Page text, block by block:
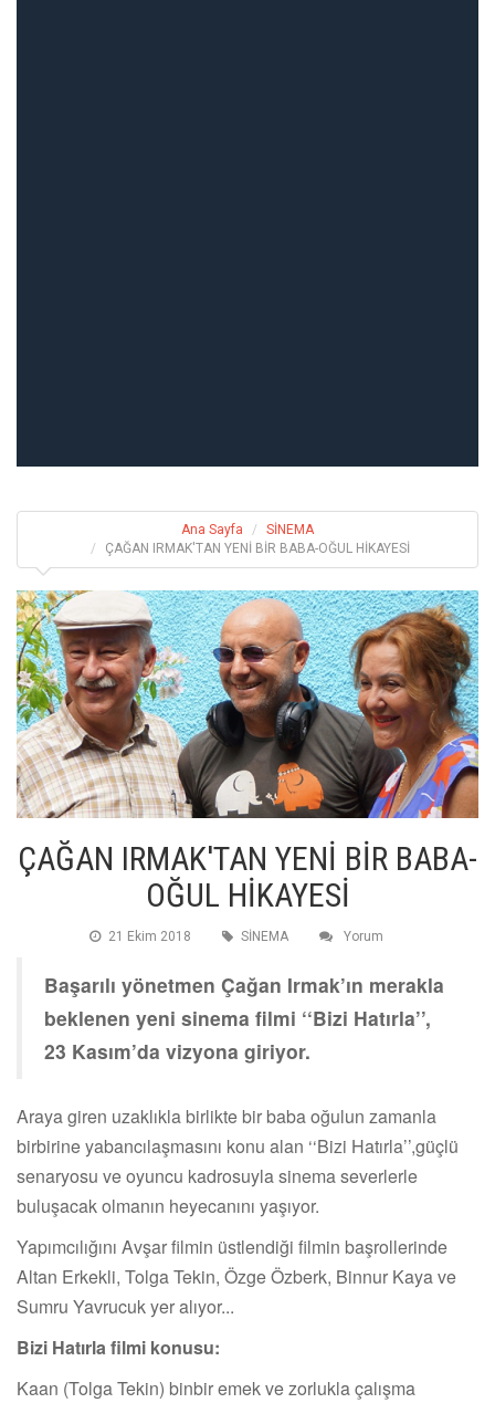
Ana Sayfa
SİNEMA
ÇAĞAN IRMAK'TAN YENİ BİR BABA-OĞUL HİKAYESİ
ÇAĞAN IRMAK'TAN YENİ BİR BABA-
OĞUL HİKAYESİ
21 Ekim 2018 SİNEMA Yorum
Başarılı yönetmen Çağan Irmak’ın merakla
beklenen yeni sinema filmi ‘‘Bizi Hatırla’’,
23 Kasım’da vizyona giriyor.
Araya giren uzaklıkla birlikte bir baba oğulun zamanla
birbirine yabancılaşmasını konu alan ‘‘Bizi Hatırla’’,güçlü
senaryosu ve oyuncu kadrosuyla sinema severlerle
buluşacak olmanın heyecanını yaşıyor.
Yapımcılığını Avşar filmin üstlendiği filmin başrollerinde
Altan Erkekli, Tolga Tekin, Özge Özberk, Binnur Kaya ve
Sumru Yavrucuk yer alıyor...
Bizi Hatırla filmi konusu:
Kaan (Tolga Tekin) binbir emek ve zorlukla çalışma